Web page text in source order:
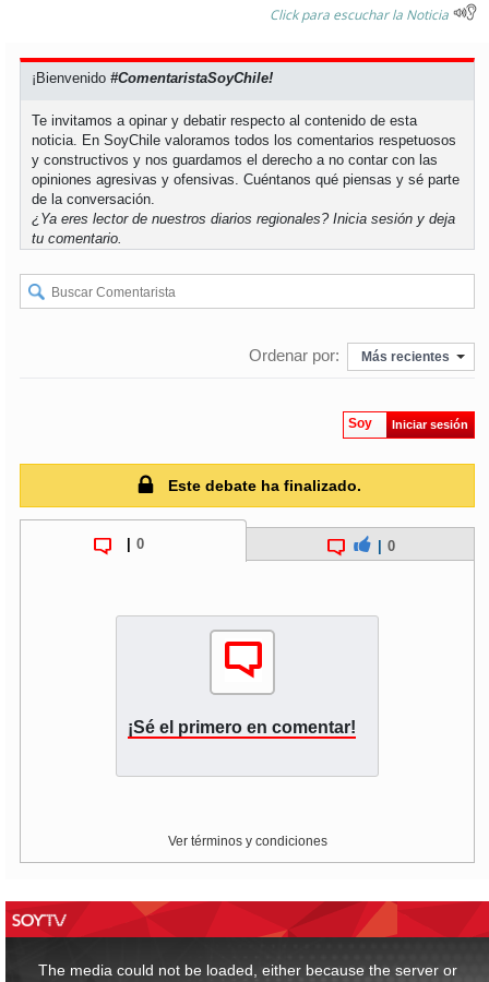
soycoronel
soyarauco
soytemuco
soyvaldivia
soyosorno
Click para escuchar la Noticia
¡Bienvenido#ComentaristaSoyChile!
Te invitamos a opinar y debatir respecto al contenido de esta
noticia. En SoyChile valoramos todos los comentarios respetuosos
y constructivos y nos guardamos el derecho a no contar con las
opiniones agresivas y ofensivas. Cuéntanos qué piensas y sé parte
de la conversación.
¿Ya eres lector de nuestros diarios regionales?Inicia sesión y deja
tu comentario.
Ordenar por: Más recientes
Soy Iniciar sesión
Este debate ha finalizado.
0 0
¡Sé el primero en comentar!
Ver términos y condiciones
The media could not be loaded, either because the server or